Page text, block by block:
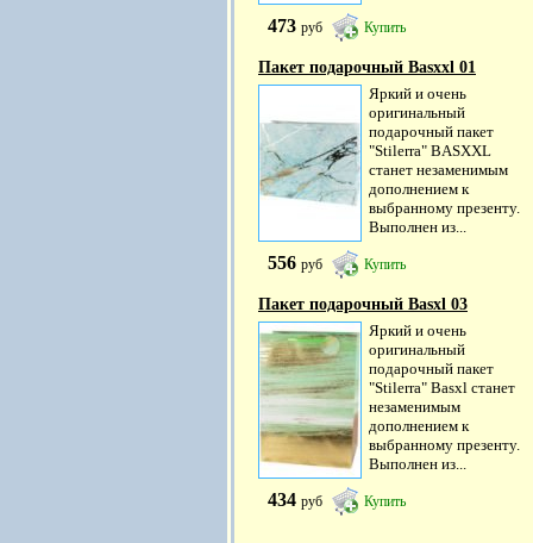
473 руб Купить
Пакет подарочный Basxxl 01
Яркий и очень
оригинальный
подарочный пакет
"Stilerra" BASXXL
станет незаменимым
дополнением к
выбранному презенту.
Выполнен из...
556 руб Купить
Пакет подарочный Basxl 03
Яркий и очень
оригинальный
подарочный пакет
"Stilerra" Basxl станет
незаменимым
дополнением к
выбранному презенту.
Выполнен из...
434 руб Купить